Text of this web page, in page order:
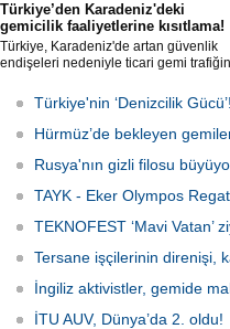
Türkiye’den Karadeniz'deki
gemicilik faaliyetlerine kısıtlama!
Türkiye, Karadeniz'de artan güvenlik
endişeleri nedeniyle ticari gemi
bölgedeki gıda güvenliğini tehdit ediyor.
Türkiye'nin ‘Denizcilik Gücü’!
Hürmüz’de bekleyen
Rusya'nın gizli filosu
TAYK - Eker Olympos
TEKNOFEST ‘Mavi Vatan’
Tersane işçilerinin direnişi,
İngiliz aktivistler, gemide
İTU AUV, Dünya’da 2. oldu!